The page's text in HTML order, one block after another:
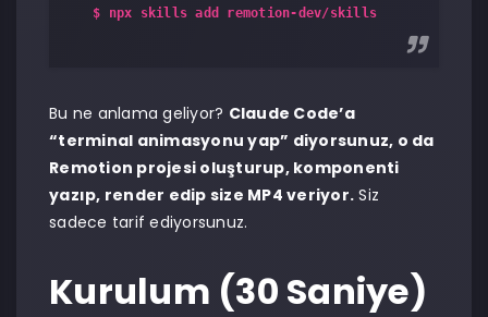
$ npx skills add remotion-dev/skills
Bu ne anlama geliyor? Claude Code’a
“terminal animasyonu yap” diyorsunuz, o da
Remotion projesi oluşturup, komponenti
yazıp, render edip size MP4 veriyor. Siz
sadece tarif ediyorsunuz.
Kurulum (30 Saniye)